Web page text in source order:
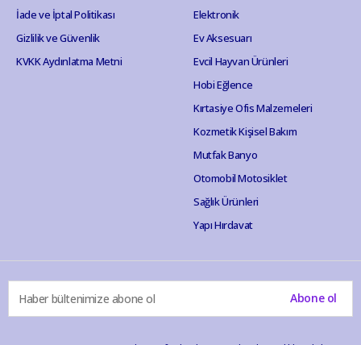
İade ve İptal Politikası
Gizlilik ve Güvenlik
KVKK Aydınlatma Metni
Elektronik
Ev Aksesuarı
Evcil Hayvan Ürünleri
Hobi Eğlence
Kırtasiye Ofis Malzemeleri
Kozmetik Kişisel Bakım
Mutfak Banyo
Otomobil Motosiklet
Sağlık Ürünleri
Yapı Hırdavat
Abone ol